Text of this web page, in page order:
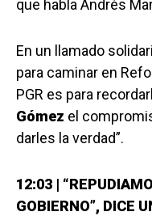
que habla Andrés
En un llamado
para caminar en
PGR es para
Gómez el
darles la verdad”.
12:03 |
GOBIERNO”, DICE